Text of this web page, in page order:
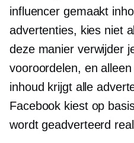
influencer gemaakt
advertenties, kies niet
deze manier verwijder
vooroordelen, en alleen
inhoud krijgt alle
Facebook kiest op
wordt geadverteerd